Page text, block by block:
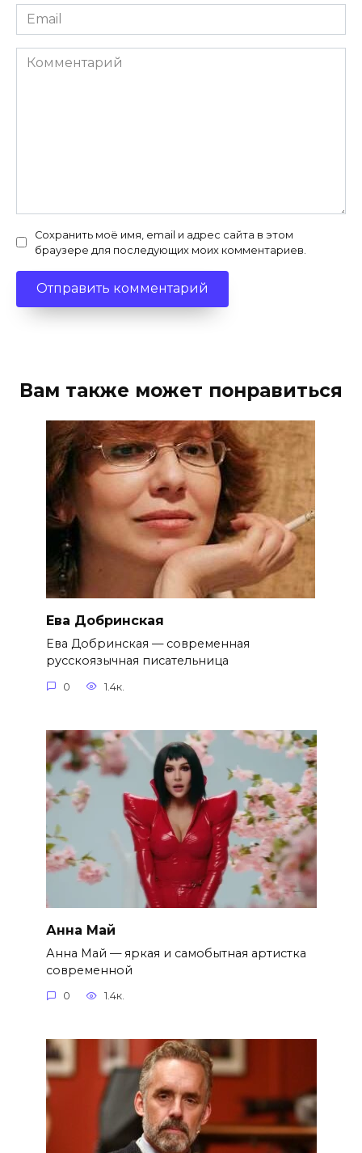
Email
*
Комментарий
Сохранить моё имя, email и адрес сайта в этом
браузере для последующих моих комментариев.
Вам также может понравиться
Ева Добринская
Ева Добринская — современная
русскоязычная писательница
0 1.4к.
Анна Май
Анна Май — яркая и самобытная артистка
современной
0 1.4к.